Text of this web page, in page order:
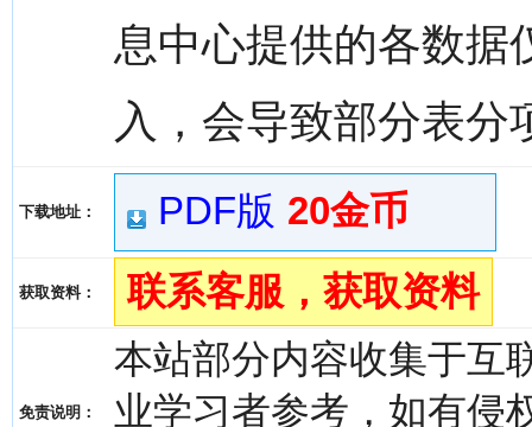
息中心提供的各数据
入，会导致部分表
下载地址： PDF版 20金币
获取资料： 联系客服，获取资料
免责说明：
本站部分内容收集于互
业学习者参考，如有侵